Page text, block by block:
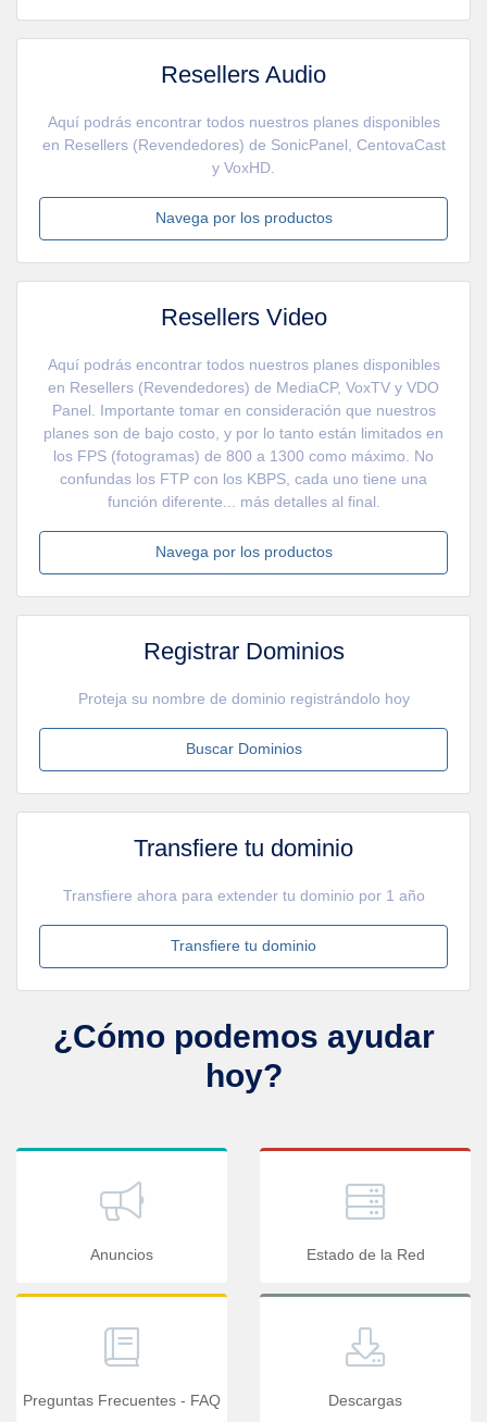
Resellers Audio
Aquí podrás encontrar todos nuestros planes disponibles
en Resellers (Revendedores) de SonicPanel, CentovaCast
y VoxHD.
Navega por los productos
Resellers Video
Aquí podrás encontrar todos nuestros planes disponibles
en Resellers (Revendedores) de MediaCP, VoxTV y VDO
Panel. Importante tomar en consideración que nuestros
planes son de bajo costo, y por lo tanto están limitados en
los FPS (fotogramas) de 800 a 1300 como máximo. No
confundas los FTP con los KBPS, cada uno tiene una
función diferente... más detalles al final.
Navega por los productos
Registrar Dominios
Proteja su nombre de dominio registrándolo hoy
Buscar Dominios
Transfiere tu dominio
Transfiere ahora para extender tu dominio por 1 año
Transfiere tu dominio
¿Cómo podemos ayudar
hoy?
Anuncios Estado de la Red
Preguntas Frecuentes - FAQ Descargas